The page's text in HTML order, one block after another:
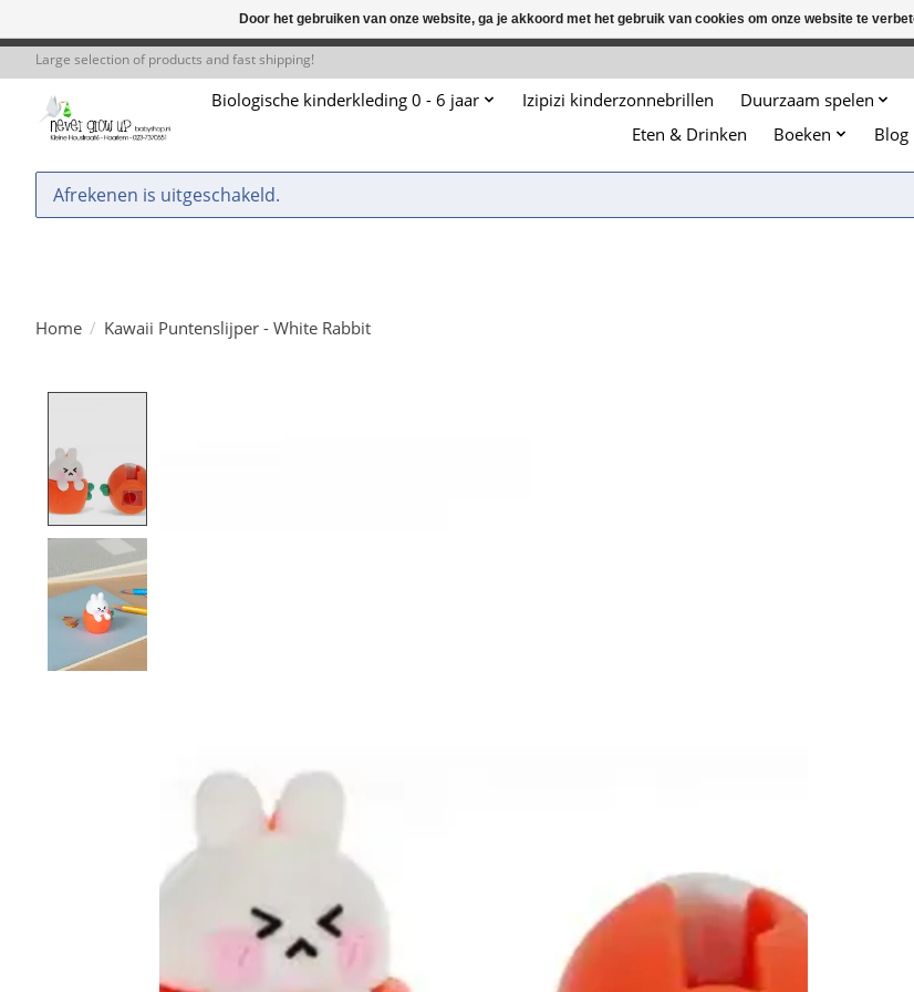
Large selection of products and fast shipping!
Biologische kinderkleding 0 - 6 jaar Izipizi kinderzonnebrillen Duurzaam spelen
Eten & Drinken
Boeken Blog
Afrekenen is uitgeschakeld.
Home / Kawaii Puntenslijper - White Rabbit
Door het gebruiken van onze website, ga je akkoord met het gebruik van cookies om onze website te
← Keer terug naar de backofficeDeze winkel is in aanbouw. Eventueel geplaatste orders